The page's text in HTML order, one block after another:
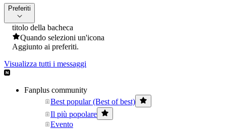
Preferiti
titolo della bacheca
Quando selezioni un'icona
Aggiunto ai preferiti.
Visualizza tutti i messaggi
Fanplus community
Best popular (Best of best)
Il più popolare
Evento